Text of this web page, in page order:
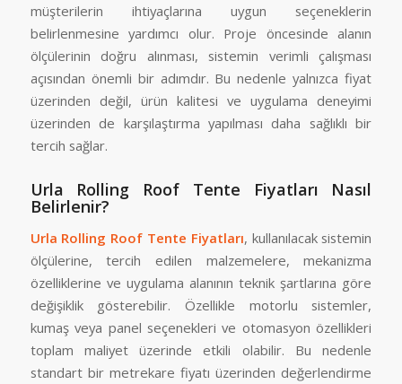
müşterilerin ihtiyaçlarına uygun seçeneklerin
belirlenmesine yardımcı olur. Proje öncesinde alanın
ölçülerinin doğru alınması, sistemin verimli çalışması
açısından önemli bir adımdır. Bu nedenle yalnızca fiyat
üzerinden değil, ürün kalitesi ve uygulama deneyimi
üzerinden de karşılaştırma yapılması daha sağlıklı bir
tercih sağlar.
Urla Rolling Roof Tente Fiyatları Nasıl
Belirlenir?
Urla Rolling Roof Tente Fiyatları, kullanılacak sistemin
ölçülerine, tercih edilen malzemelere, mekanizma
özelliklerine ve uygulama alanının teknik şartlarına göre
değişiklik gösterebilir. Özellikle motorlu sistemler,
kumaş veya panel seçenekleri ve otomasyon özellikleri
toplam maliyet üzerinde etkili olabilir. Bu nedenle
standart bir metrekare fiyatı üzerinden değerlendirme